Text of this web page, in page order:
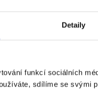
Detaily
funkcí sociálních
sdílíme se svými